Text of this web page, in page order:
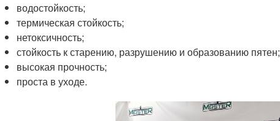
водостойкость;
термическая стойкость;
нетоксичность;
стойкость к старению, разрушению и образованию пятен;
высокая прочность;
проста в уходе.